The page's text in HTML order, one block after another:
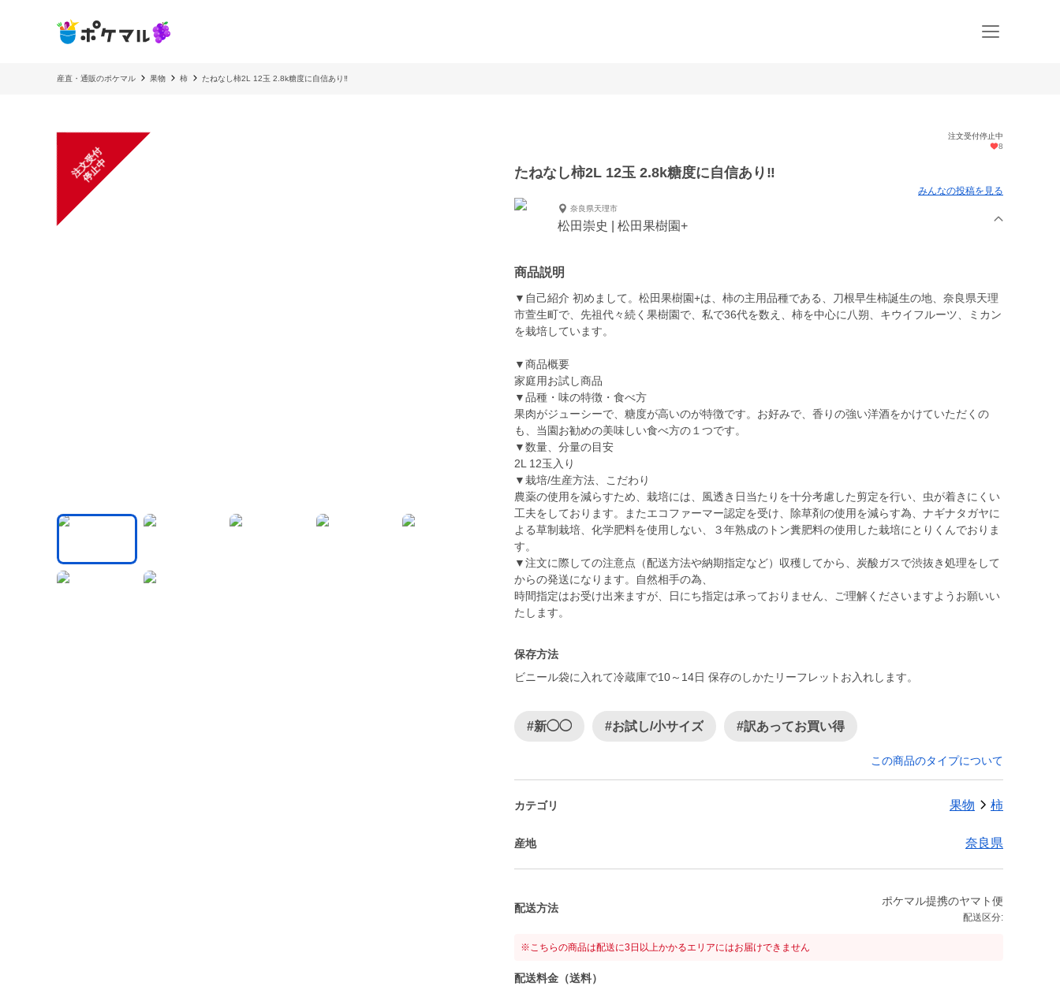
産直・通販のポケマル 果物 柿 たねなし柿2L 12玉 2.8k糖度に自信あり‼️
注
文
受
付
停
止
中
注文受付停止中
8
たねなし柿2L 12玉 2.8k糖度に自信あり‼️
みんなの投稿を見る
奈良県天理市
松田崇史 | 松田果樹園+
商品説明
▼自己紹介 初めまして。松田果樹園+は、柿の主用品種である、刀根早生柿誕生の地、奈良県天理
市萱生町で、先祖代々続く果樹園で、私で36代を数え、柿を中心に八朔、キウイフルーツ、ミカン
を栽培しています。
▼商品概要
家庭用お試し商品
▼品種・味の特徴・食べ方
果肉がジューシーで、糖度が高いのが特徴です。お好みで、香りの強い洋酒をかけていただくの
も、当園お勧めの美味しい食べ方の１つです。
▼数量、分量の目安
2L 12玉入り
▼栽培/生産方法、こだわり
農薬の使用を減らすため、栽培には、風透き日当たりを十分考慮した剪定を行い、虫が着きにくい
工夫をしております。またエコファーマー認定を受け、除草剤の使用を減らす為、ナギナタガヤに
よる草制栽培、化学肥料を使用しない、３年熟成のトン糞肥料の使用した栽培にとりくんでおりま
す。
▼注文に際しての注意点（配送方法や納期指定など）収穫してから、炭酸ガスで渋抜き処理をして
からの発送になります。自然相手の為、
時間指定はお受け出来ますが、日にち指定は承っておりません、ご理解くださいますようお願いい
たします。
保存方法
ビニール袋に入れて冷蔵庫で10～14日 保存のしかたリーフレットお入れします。
#新◯◯ #お試し/小サイズ #訳あってお買い得
この商品のタイプについて
カテゴリ 果物 柿
産地 奈良県
配送方法
ポケマル提携のヤマト便
配送区分:
※こちらの商品は配送に3日以上かかるエリアにはお届けできません
配送料金（送料）